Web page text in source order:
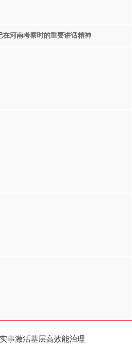
在河南考察时的重要讲话精神
事激活基层高效能治理